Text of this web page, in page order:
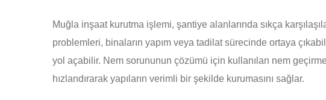
Muğla inşaat kurutma işlemi, şantiye alanlarında sıkça
problemleri, binaların yapım veya tadilat sürecinde ortaya
yol açabilir. Nem sorununun çözümü için kullanılan nem
hızlandırarak yapıların verimli bir şekilde kurumasını sağlar.